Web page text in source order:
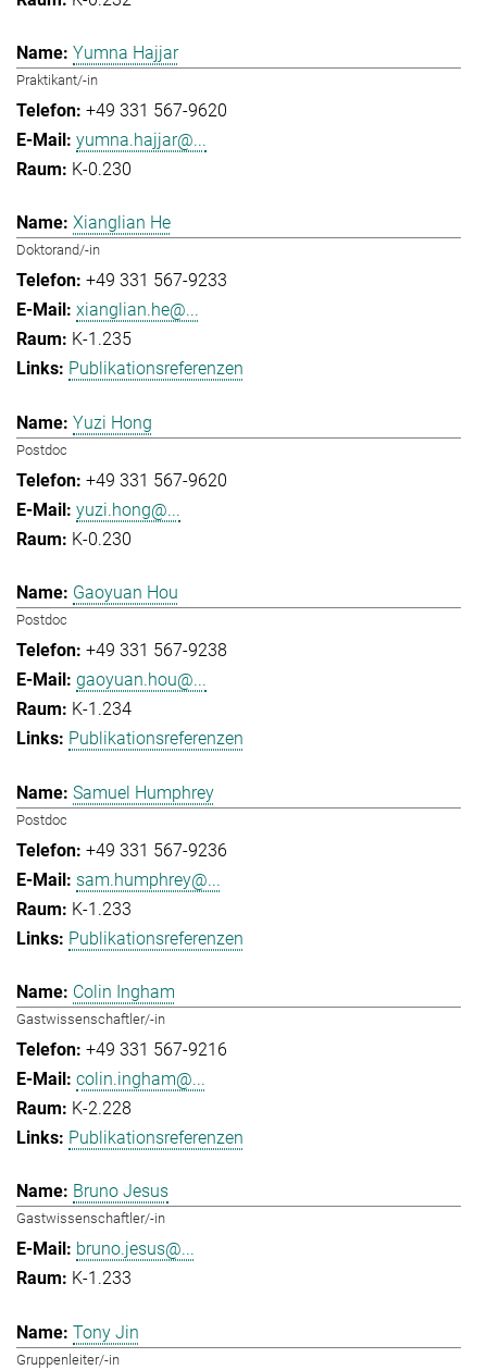
Yumna Hajjar
Praktikant/-in
+49 331 567-9620
yumna.hajjar@...
K-0.230
Xianglian He
Doktorand/-in
+49 331 567-9233
xianglian.he@...
K-1.235
Publikationsreferenzen
Yuzi Hong
Postdoc
+49 331 567-9620
yuzi.hong@...
K-0.230
Gaoyuan Hou
Postdoc
+49 331 567-9238
gaoyuan.hou@...
K-1.234
Publikationsreferenzen
Samuel Humphrey
Postdoc
+49 331 567-9236
sam.humphrey@...
K-1.233
Publikationsreferenzen
Colin Ingham
Gastwissenschaftler/-in
+49 331 567-9216
colin.ingham@...
K-2.228
Publikationsreferenzen
Bruno Jesus
Gastwissenschaftler/-in
bruno.jesus@...
K-1.233
Tony Jin
Gruppenleiter/-in